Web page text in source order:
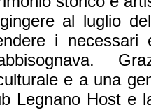
al luglio
i
e a una
Legnano Host e